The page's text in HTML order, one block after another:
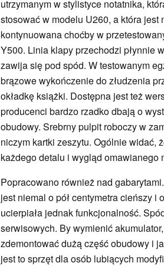
utrzymanym w stylistyce notatnika,
stosować w modelu U260, a która jest
kontynuowana choćby w
Y500. Linia klapy przechodzi płynnie
zawija się pod spód. W testowanym
brązowe wykończenie do złudzenia
okładkę książki. Dostępna jest też
producenci bardzo rzadko dbają o
obudowy. Srebrny pulpit roboczy w
niczym kartki zeszytu. Ogólnie widać,
każdego detalu i wygląd omawianego
Popracowano również nad
jest niemal o pół centymetra cieńszy i
ucierpiała jednak funkcjonalność.
serwisowych. By wymienić
zdemontować dużą część obudowy i
jest to sprzęt dla osób lubiących